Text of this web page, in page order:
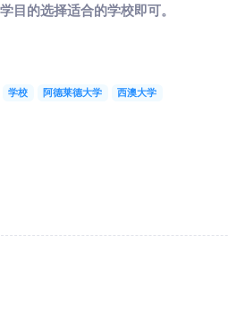
目的选择适合的学校即可。
学校 阿德莱德大学 西澳大学